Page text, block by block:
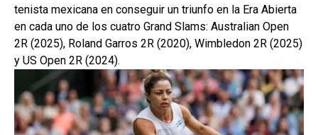
tenista mexicana en conseguir un triunfo en la Era Abierta
en cada uno de los cuatro Grand Slams: Australian Open
2R (2025), Roland Garros 2R (2020), Wimbledon 2R (2025)
y US Open 2R (2024).